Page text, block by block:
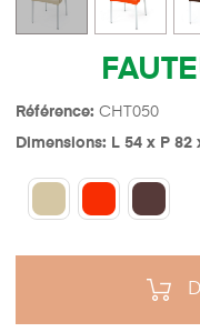
Référence: CHT050
Dimensions: L 54 x P 82